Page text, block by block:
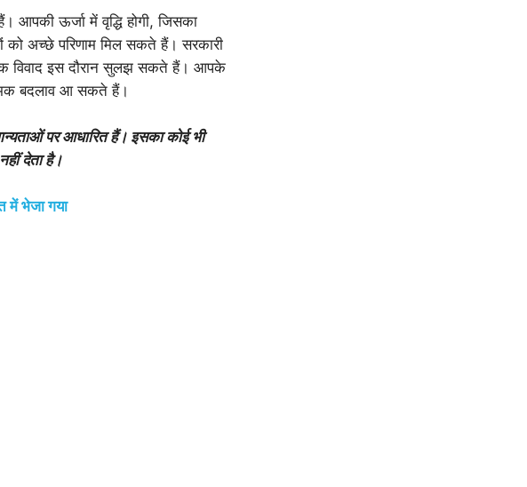
आपकी ऊर्जा में वृद्धि होगी, जिसका
को अच्छे परिणाम मिल सकते हैं। सरकारी
विवाद इस दौरान सुलझ सकते हैं। आपके
बदलाव आ सकते हैं।
पर आधारित हैं। इसका कोई भी
देता है।
में भेजा गया